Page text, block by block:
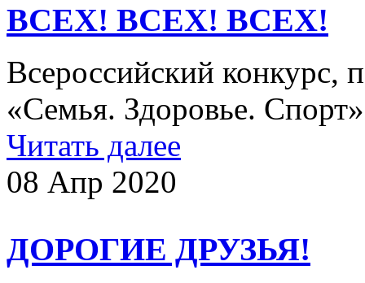
ВСЕХ! ВСЕХ! ВСЕХ!
Всероссийский
«Семья. Здоровье.
Читать далее
08 Апр 2020
ДОРОГИЕ ДРУЗЬЯ!